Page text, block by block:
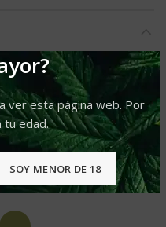
ver esta página web. Por
tu edad.
SOY MENOR DE 18
1lt, 200ml, 45ml, 500ml